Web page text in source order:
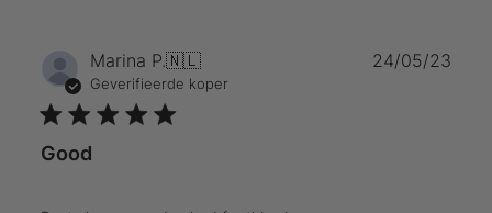
Marina P.🇳🇱
Geverifieerde koper
Good
24/05/23